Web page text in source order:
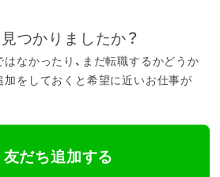
つかりましたか？
なかったり、まだ転職するかどうか
をしておくと希望に近いお仕事が
友だち追加する